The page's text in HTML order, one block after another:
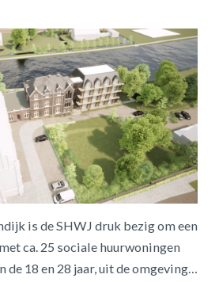
is de SHWJ druk bezig om een
ca. 25 sociale huurwoningen
de 18 en 28 jaar, uit de omgeving…